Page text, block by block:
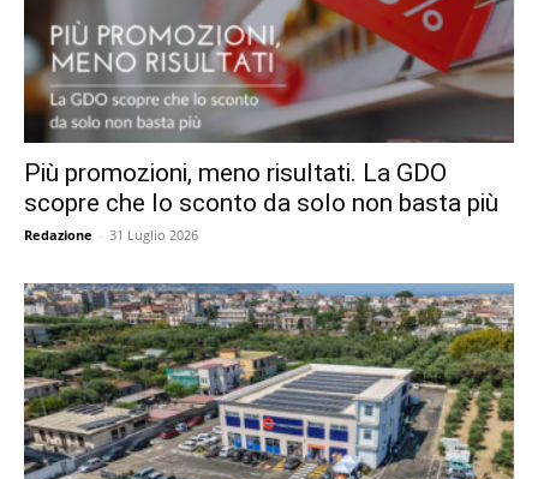
Più promozioni, meno risultati. La GDO
scopre che lo sconto da solo non basta più
Redazione - 31 Luglio 2026